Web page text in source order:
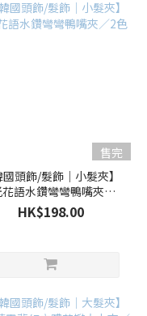
售完
國頭飾/髮飾｜小髮夾】
語水鑽彎彎鴨嘴夾／2
色
HK$198.00